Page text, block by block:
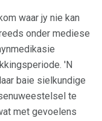
waar jy nie kan
onder mediese
'N
baie sielkundige
te
met gevoelens